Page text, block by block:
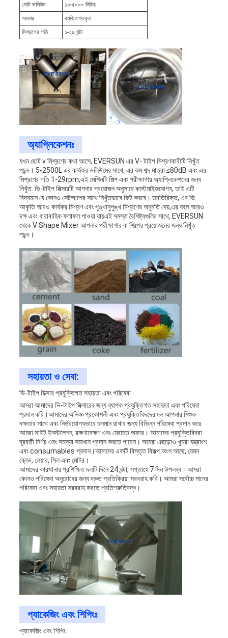
মোট ভলিউম
১০-৫০০০ লিটার
আকার
ব্যক্তিগতকৃত
মিশ্রণের গতি
১-২৯ ঘন্টা
অ্যাপ্লিকেশনঃ
যখন ছোট v মিশ্রণের কথা আসে, EVERSUN এর V- টাইপ মিশ্রণকারীটি নিখুঁত
পছন্দ। 5-2500L এর কার্যকর ভলিউমের সাথে, এর কম শব্দ মাত্রা ≤80dB এবং এর
মিশ্রণের গতি 1-29rpm,এই মেশিনটি শিল্প এবং পরীক্ষাগার অ্যাপ্লিকেশনের জন্য
নিখুঁত. ভি-টাইপ মিক্সারটি আপনার প্রয়োজন অনুসারে কাস্টমাইজযোগ্য, তাই এটি
বিদ্যমান যে কোনও সেটআপের সাথে নিখুঁতভাবে ফিট করবে। তদতিরিক্ত, এর ভি
আকৃতি আরও কার্যকর মিশ্রণ এবং পুঙ্খানুপুঙ্খ মিশ্রণের অনুমতি দেয়,এর ফলে আরও
দক্ষ এবং ধারাবাহিক ফলাফল পাওয়া যায়এই সমস্ত বৈশিষ্ট্যগুলির সাথে, EVERSUN
থেকে V Shape Mixer আপনার পরীক্ষাগার বা শিল্পের প্রয়োজনের জন্য নিখুঁত
পছন্দ।
সহায়তা ও সেবা:
ভি-টাইপ মিক্সার প্রযুক্তিগত সহায়তা এবং পরিষেবা
আমরা আমাদের ভি-টাইপ মিক্সারের জন্য ব্যাপক প্রযুক্তিগত সহায়তা এবং পরিষেবা
প্রদান করি।আমাদের অভিজ্ঞ প্রকৌশলী এবং প্রযুক্তিবিদদের দল আপনার মিশুক
দক্ষতার সাথে এবং নির্ভরযোগ্যভাবে চলমান রাখার জন্য বিভিন্ন পরিষেবা প্রদান করে.
আমরা সাইট ইনস্টলেশন, রক্ষণাবেক্ষণ এবং মেরামত অফার। আমাদের প্রযুক্তিবিদরা
দূরবর্তী নির্ণয় এবং সমস্যা সমাধান প্রদান করতে পারেন। আমরা এছাড়াও খুচরা যন্ত্রাংশ
এবং consumables প্রদান।আমাদের একটি বিস্তৃত বিকল্প অংশ আছে, যেমন
ব্লেড, লেয়ার, সিল এবং মোটর।
আমাদের কারখানার প্রশিক্ষিত দলটি দিনে 24 ঘন্টা, সপ্তাহে 7 দিন উপলব্ধ। আমরা
কোনও পরিষেবা অনুরোধের জন্য দ্রুত প্রতিক্রিয়া সরবরাহ করি। আমরা সর্বোচ্চ মানের
পরিষেবা এবং সহায়তা সরবরাহ করতে প্রতিশ্রুতিবদ্ধ।
প্যাকেজিং এবং শিপিংঃ
প্যাকেজিং এবং শিপিং